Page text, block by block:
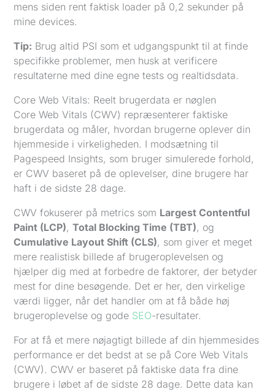
mens siden rent faktisk loader på 0,2 sekunder på
mine devices.
Tip: Brug altid PSI som et udgangspunkt til at finde
specifikke problemer, men husk at verificere
resultaterne med dine egne tests og realtidsdata.
Core Web Vitals: Reelt brugerdata er nøglen
Core Web Vitals (CWV) repræsenterer faktiske
brugerdata og måler, hvordan brugerne oplever din
hjemmeside i virkeligheden. I modsætning til
Pagespeed Insights, som bruger simulerede forhold,
er CWV baseret på de oplevelser, dine brugere har
haft i de sidste 28 dage.
CWV fokuserer på metrics som Largest Contentful
Paint (LCP),Total Blocking Time (TBT), og
Cumulative Layout Shift (CLS), som giver et meget
mere realistisk billede af brugeroplevelsen og
hjælper dig med at forbedre de faktorer, der betyder
mest for dine besøgende. Det er her, den virkelige
værdi ligger, når det handler om at få både høj
brugeroplevelse og gode SEO-resultater.
For at få et mere nøjagtigt billede af din hjemmesides
performance er det bedst at se på Core Web Vitals
(CWV). CWV er baseret på faktiske data fra dine
brugere i løbet af de sidste 28 dage. Dette data kan